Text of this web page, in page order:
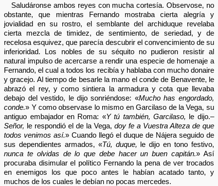
Saludáronse ambos reyes con mucha cortesía. Observose, no
obstante, que mientras Fernando mostraba cierta alegría y
jovialidad en su rostro, el semblante del archiduque revelaba
cierta mezcla de timidez, de sentimiento, de seriedad, y de
recelosa esquivez, que parecía descubrir el convencimiento de su
inferioridad. Los nobles de su séquito no pudieron resistir al
natural impulso de acercarse a rendir una especie de homenaje a
Fernando, el cual a todos los recibía y hablaba con mucho donaire
y gracejo. Al tiempo de besarle la mano el conde de Benavente, le
abrazó el rey, y como sintiera la armadura y cota que llevaba
debajo del vestido, le dijo sonriéndose: «Mucho has engordado,
conde.» Y como observase lo mismo en Garcilaso de la Vega, su
antiguo embajador en Roma: «Y tú también, Garcilaso, le dijo.–
Señor, le respondió el de la Vega, doy fe a Vuestra Alteza de que
todos venimos así.» Cuando llegó el duque de Nájera seguido de
sus dependientes armados, «Tú, duque, le dijo en tono festivo,
nunca te olvidas de lo que debe hacer un buen capitán.» Así
procuraba disimular el político Fernando la pena de ver trocados
en enemigos los que poco antes le habían acatado tanto, y
muchos de los cuales le debían no pocas mercedes.